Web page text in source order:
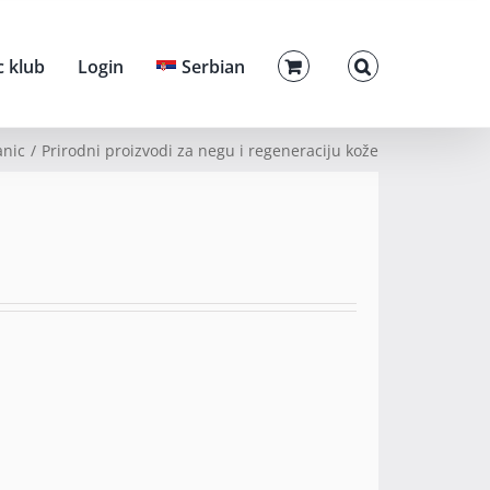
klub Login Serbian
Prirodni proizvodi za negu i regeneraciju kože